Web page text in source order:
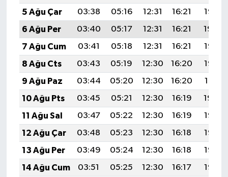
5 Ağu Çar
03:38 05:16 12:31 16:21
19:35
6 Ağu Per
03:40 05:17 12:31 16:21
19:34
7 Ağu Cum
03:41 05:18 12:31 16:21
19:33
8 Ağu Cts
03:43 05:19 12:30 16:20
19:32
9 Ağu Paz
03:44 05:20 12:30 16:20
19:31
10 Ağu Pts
03:45 05:21 12:30 16:19
19:30
11 Ağu Sal
03:47 05:22 12:30 16:19
19:28
12 Ağu Çar
03:48 05:23 12:30 16:18
19:27
13 Ağu Per
03:49 05:24 12:30 16:18
19:26
14 Ağu Cum
03:51 05:25 12:30 16:17
19:25